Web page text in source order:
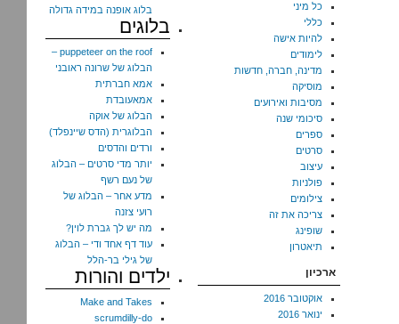
כל מיני
כללי
להיות אישה
לימודים
מדינה, חברה, חדשות
מוסיקה
מסיבות ואירועים
סיכומי שנה
ספרים
סרטים
עיצוב
פולניות
צילומים
צריכה את זה
שופינג
תיאטרון
ארכיון
אוקטובר 2016
ינואר 2016
בלוג אופנה במידה גדולה
בלוגים
puppeteer on the roof –
הבלוג של שרונה ראובני
אמא חברתית
אמאעובדת
הבלוג של אוקה
הבלוגרית (הדס שיינפלד)
ורדים והדסים
יותר מדי סרטים – הבלוג
של נעם רשף
מדע אחר – הבלוג של
רועי צזנה
מה יש לך גברת לוין?
עוד דף אחד ודי – הבלוג
של גילי בר-הלל
ילדים והורות
Make and Takes
scrumdilly-do